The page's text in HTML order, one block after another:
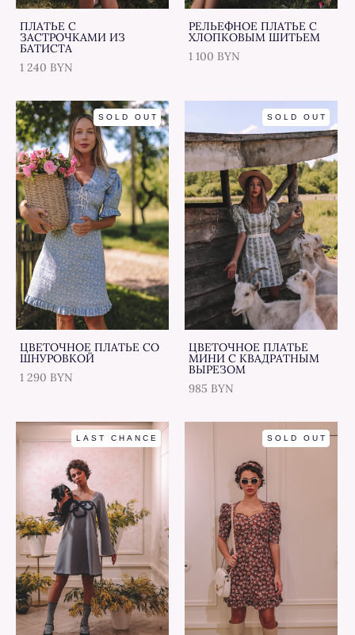
ПЛАТЬЕ С
ЗАСТРОЧКАМИ ИЗ
БАТИСТА
1 240 BYN
РЕЛЬЕФНОЕ ПЛАТЬЕ С
ХЛОПКОВЫМ ШИТЬЕМ
1 100 BYN
SOLD OUT
ЦВЕТОЧНОЕ ПЛАТЬЕ СО
ШНУРОВКОЙ
1 290 BYN
SOLD OUT
ЦВЕТОЧНОЕ ПЛАТЬЕ
МИНИ С КВАДРАТНЫМ
ВЫРЕЗОМ
985 BYN
LAST CHANCE SOLD OUT